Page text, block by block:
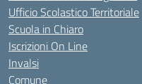
Ufficio Scolastico Territoriale
Scuola in Chiaro
Iscrizioni On Line
Invalsi
Comune